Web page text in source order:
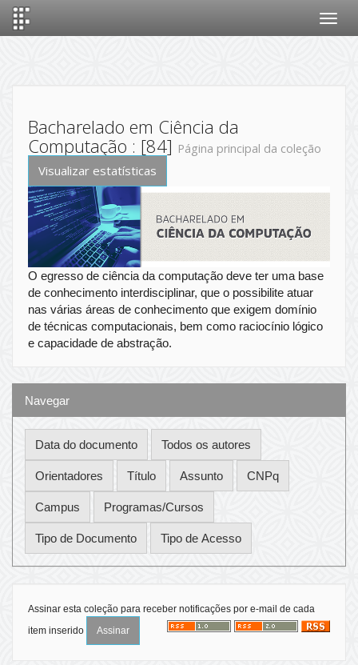
Bacharelado em Ciência da
Computação : [84] Página principal da coleção
Visualizar estatísticas
O egresso de ciência da computação deve ter uma base
de conhecimento interdisciplinar, que o possibilite atuar
nas várias áreas de conhecimento que exigem domínio
de técnicas computacionais, bem como raciocínio lógico
e capacidade de abstração.
Navegar
Assinar esta coleção para receber notificações por e-mail de cada
item inserido